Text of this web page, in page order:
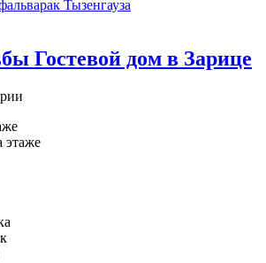
Тызенгауза
Гостевой дом в Зарице
этаже